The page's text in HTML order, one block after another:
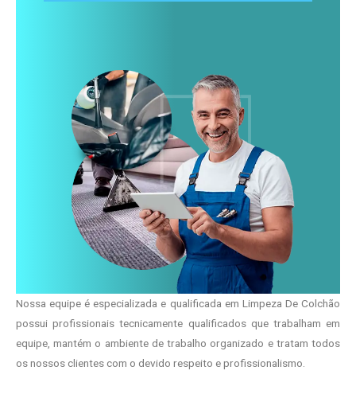
Nossa equipe é especializada e qualificada em Limpeza De Colchão
possui profissionais tecnicamente qualificados que trabalham em
equipe, mantém o ambiente de trabalho organizado e tratam todos
os nossos clientes com o devido respeito e profissionalismo.